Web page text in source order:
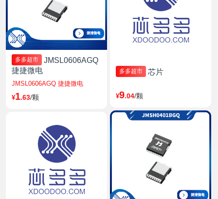
多多超市
JMSL0606AGQ
捷捷微电
JMSL0606AGQ 捷捷微电
¥1.63/颗
多多超市 芯片
¥9.04/颗